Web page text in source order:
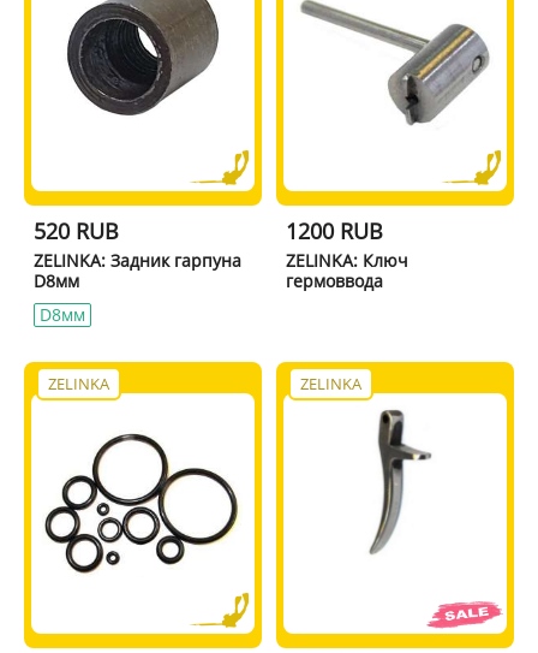
520 RUB
ZELINKA: Задник гарпуна
D8мм
D8мм
1200 RUB
ZELINKA: Ключ
гермоввода
ZELINKA ZELINKA